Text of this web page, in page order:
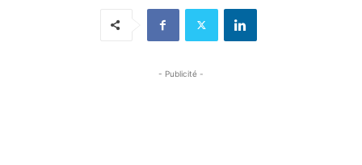
- Publicité -